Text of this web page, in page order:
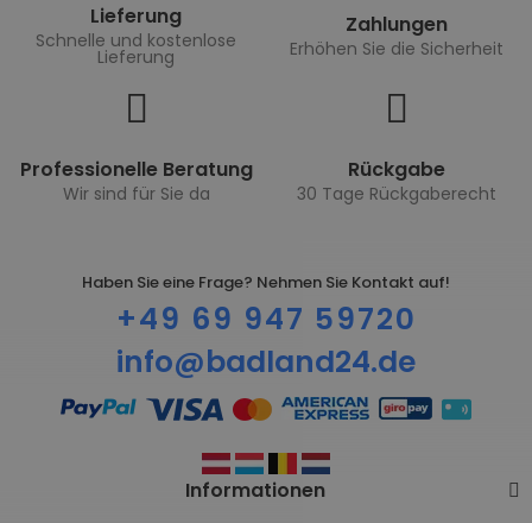
Lieferung
Schnelle und kostenlose
Lieferung
Zahlungen
Erhöhen Sie die Sicherheit
Professionelle Beratung
Wir sind für Sie da
Rückgabe
30 Tage Rückgaberecht
Haben Sie eine Frage? Nehmen Sie Kontakt auf!
+49 69 947 59720
info@badland24.de
Informationen